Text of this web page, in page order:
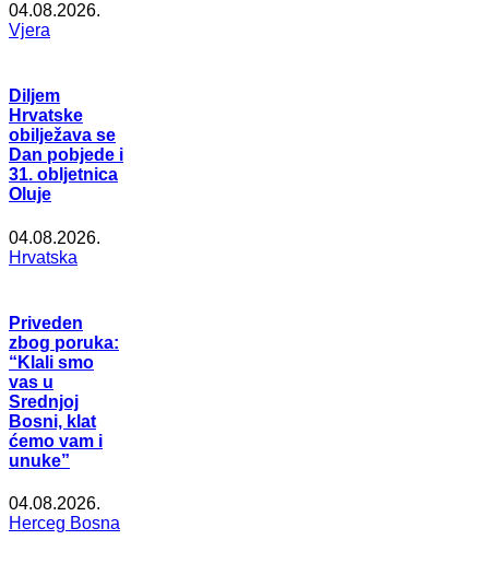
04.08.2026.
Vjera
Diljem
Hrvatske
obilježava se
Dan pobjede i
31. obljetnica
Oluje
04.08.2026.
Hrvatska
Priveden
zbog poruka:
“Klali smo
vas u
Srednjoj
Bosni, klat
ćemo vam i
unuke”
04.08.2026.
Herceg Bosna